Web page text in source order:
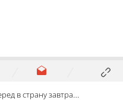
завтрашнего дня"